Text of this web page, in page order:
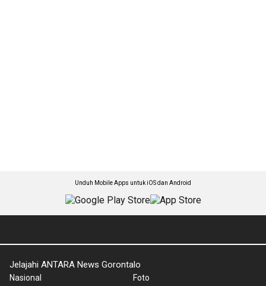
Unduh Mobile Apps untuk iOS dan Android
Jelajahi ANTARA News Gorontalo
Nasional Foto